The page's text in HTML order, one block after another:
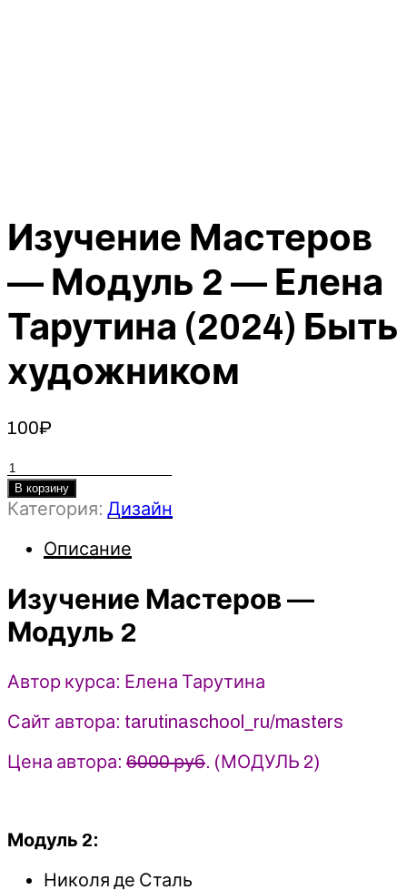
Изучение Мастеров
— Модуль 2 — Елена
Тарутина (2024) Быть
художником
100₽
Количество
товара
Изучение
2
-
Елена
(2024)
художником
В корзину
Категория: Дизайн
Описание
Изучение Мастеров —
Модуль 2
Автор курса: Елена Тарутина
Сайт автора: tarutinaschool_ru/masters
Цена автора: 6000 руб. (МОДУЛЬ 2)
Модуль 2:
Николя де Сталь